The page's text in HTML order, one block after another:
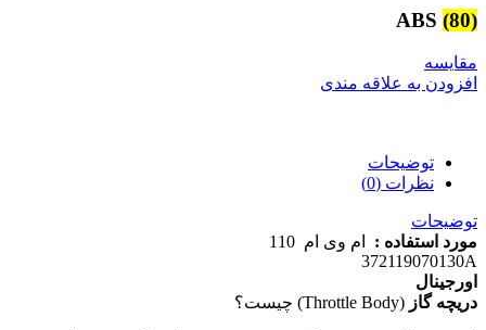
ABS (80)
مقایسه
افزودن به علاقه مندی
توضیحات
نظرات (0)
توضیحات
مورد استفاده : ام وی ام 110
372119070130A
اورجینال
دریچه گاز (Throttle Body) چیست؟